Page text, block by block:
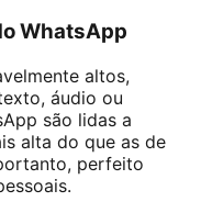
WhatsApp
altos,
áudio ou
são lidas a
alta do que as de
perfeito